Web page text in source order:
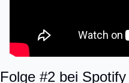
Folge #2 bei Spotify